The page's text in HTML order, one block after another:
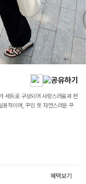
세트로 구성되어 사랑스러움과 편
용적이며, 꾸민 듯 자연스러운 꾸
혜택보기